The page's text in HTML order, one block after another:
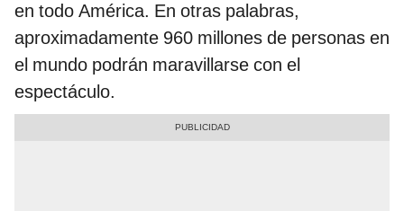
en todo América. En otras palabras,
aproximadamente 960 millones de personas en
el mundo podrán maravillarse con el
espectáculo.